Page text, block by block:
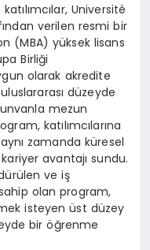
Université
verilen resmi bir
(MBA) yüksek lisans
Birliği
olarak akredite
düzeyde
mezun
katılımcılarına
zamanda küresel
avantajı sundu.
ve iş
olan program,
isteyen üst düzey
bir öğrenme